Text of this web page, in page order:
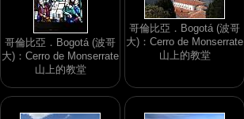
哥倫比亞．Bogotá (波哥
大)：Cerro de Monserrate
山上的教堂
哥倫比亞．Bogotá (波哥
大)：Cerro de Monserrate
山上的教堂